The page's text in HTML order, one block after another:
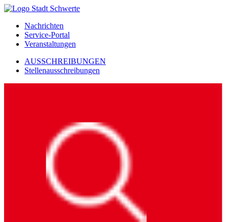
Nachrichten
Service-Portal
Veranstaltungen
AUSSCHREIBUNGEN
Stellenausschreibungen